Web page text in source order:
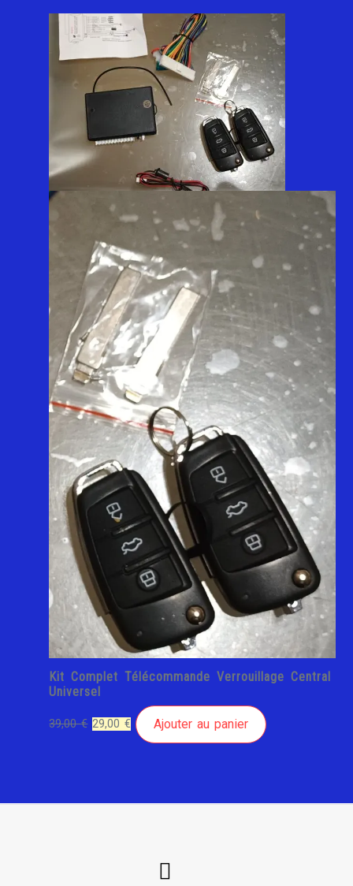
Kit Complet Télécommande Verrouillage Central
Universel
39,00€
Le
prix
29,00€
Le
prix
Ajouter au panier